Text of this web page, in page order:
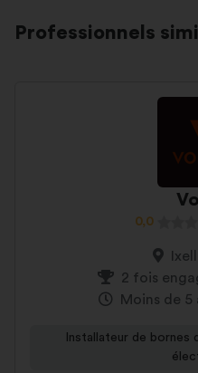
Professionnels
0,0
2 fois
Moins de 5
Installateur de bornes